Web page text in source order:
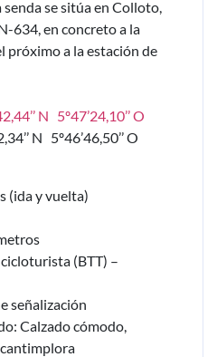
senda se sitúa en Colloto,
634, en concreto a la
próximo a la estación de
N 5º47’24,10’’ O
N 5º46’46,50’’ O
(ida y vuelta)
(BTT) –
señalización
Calzado cómodo,